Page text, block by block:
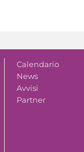
Calendario
News
Avvisi
Partner